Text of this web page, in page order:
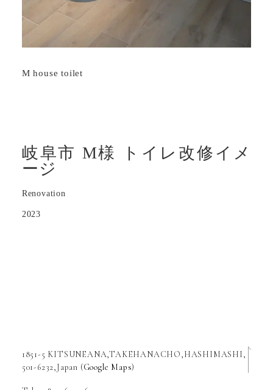
M house toilet
岐阜市 M様 トイレ改修イメ
ージ
Renovation
2023
1851-5 KITSUNEANA,TAKEHANACHO,HASHIMASHI,
501-6232,Japan (Google Maps)